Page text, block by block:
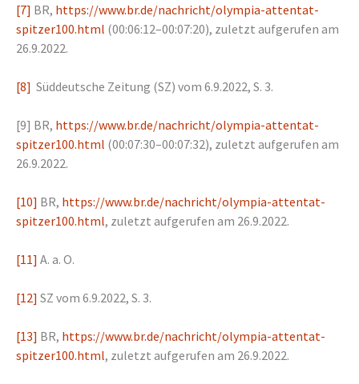
[7] BR, https://www.br.de/nachricht/olympia-attentat-
spitzer100.html (00:06:12–00:07:20), zuletzt aufgerufen am
26.9.2022.
[8] Süddeutsche Zeitung (SZ) vom 6.9.2022, S. 3.
[9] BR, https://www.br.de/nachricht/olympia-attentat-
spitzer100.html (00:07:30–00:07:32), zuletzt aufgerufen am
26.9.2022.
[10] BR, https://www.br.de/nachricht/olympia-attentat-
spitzer100.html, zuletzt aufgerufen am 26.9.2022.
[11] A. a. O.
[12] SZ vom 6.9.2022, S. 3.
[13] BR, https://www.br.de/nachricht/olympia-attentat-
spitzer100.html, zuletzt aufgerufen am 26.9.2022.